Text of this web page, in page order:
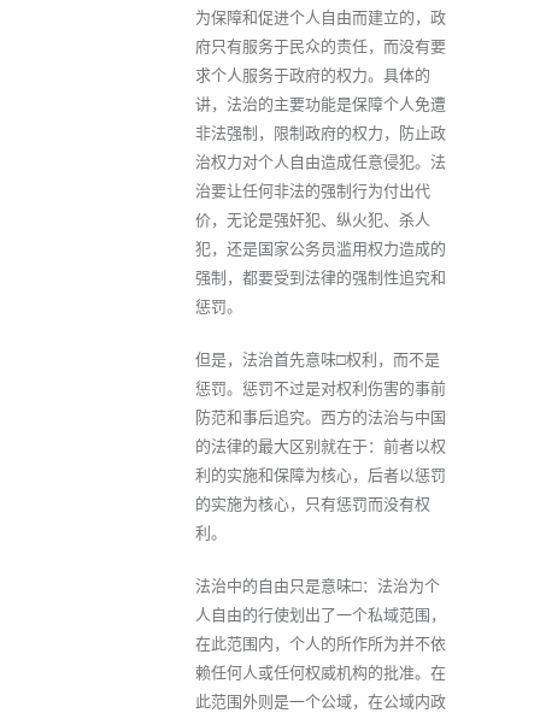
为保障和促进个人自由而建立的，政
府只有服务于民众的责任，而没有要
求个人服务于政府的权力。具体的
讲，法治的主要功能是保障个人免遭
非法强制，限制政府的权力，防止政
治权力对个人自由造成任意侵犯。法
治要让任何非法的强制行为付出代
价，无论是强奸犯、纵火犯、杀人
犯，还是国家公务员滥用权力造成的
强制，都要受到法律的强制性追究和
惩罚。
但是，法治首先意味□权利，而不是
惩罚。惩罚不过是对权利伤害的事前
防范和事后追究。西方的法治与中国
的法律的最大区别就在于：前者以权
利的实施和保障为核心，后者以惩罚
的实施为核心，只有惩罚而没有权
利。
法治中的自由只是意味□：法治为个
人自由的行使划出了一个私域范围，
在此范围内，个人的所作所为并不依
赖任何人或任何权威机构的批准。在
此范围外则是一个公域，在公域内政